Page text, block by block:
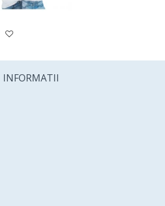
INFORMATII